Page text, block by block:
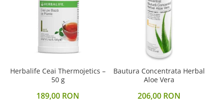
Herbalife Ceai Thermojetics –
50 g
189,00 RON
Bautura Concentrata Herbal
Aloe Vera
206,00 RON